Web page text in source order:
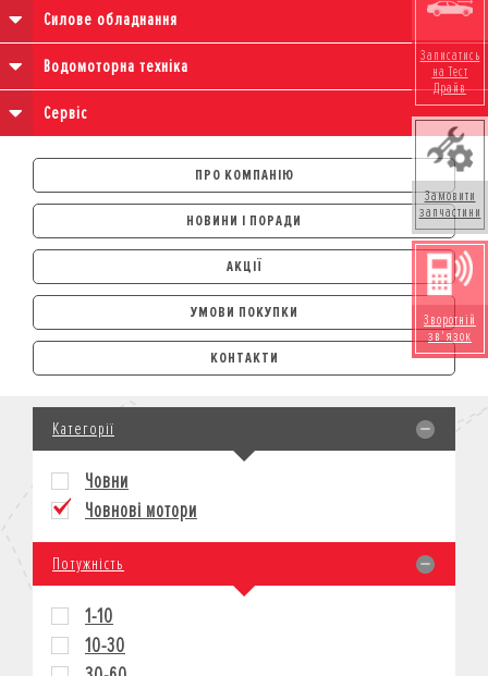
Силове обладнання
Водомоторна техніка
Сервіс
ПРО КОМПАНІЮ
НОВИНИ І ПОРАДИ
АКЦІЇ
УМОВИ ПОКУПКИ
АВТОМОБІЛІ
ЛІЗИНГ
КРЕДИТ
СТРАХУВАННЯ
КОРПОРАТИВНИМ КЛІЄНТАМ
МОТОЦИКЛИ
СТРАХУВАННЯ
КОРПОРАТИВНИМ КЛІЄНТАМ
КОНТАКТИ
Записатись
на Тест
Драйв
Замовити
запчастини
Зворотній
зв'язок
Категорії
Човни
Човнові мотори
Потужність
1-10
10-30